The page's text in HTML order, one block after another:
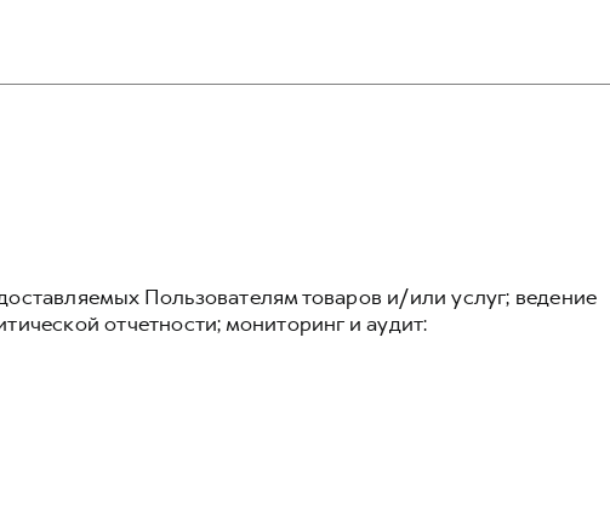
Пользователям товаров и/или услуг; ведение
отчетности; мониторинг и аудит: